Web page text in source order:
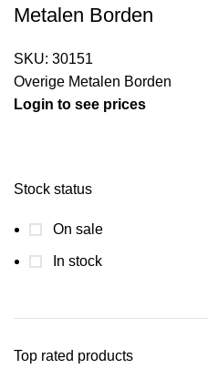
Stock status
On sale
In stock
Top rated products
Metalen Borden
SKU: 30151
Overige Metalen Borden
Login to see prices